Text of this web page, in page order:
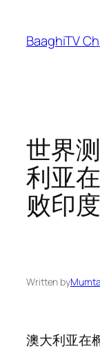
content
BaaghiTV
世界
利亚
败印度
Written by
澳大利亚在